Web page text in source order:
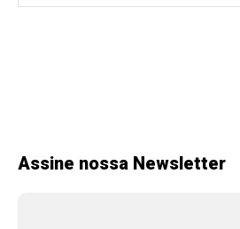
Assine nossa Newsletter